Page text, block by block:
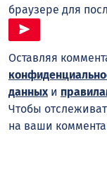
браузере для
Оставляя
данныхи
Чтобы
на ваши